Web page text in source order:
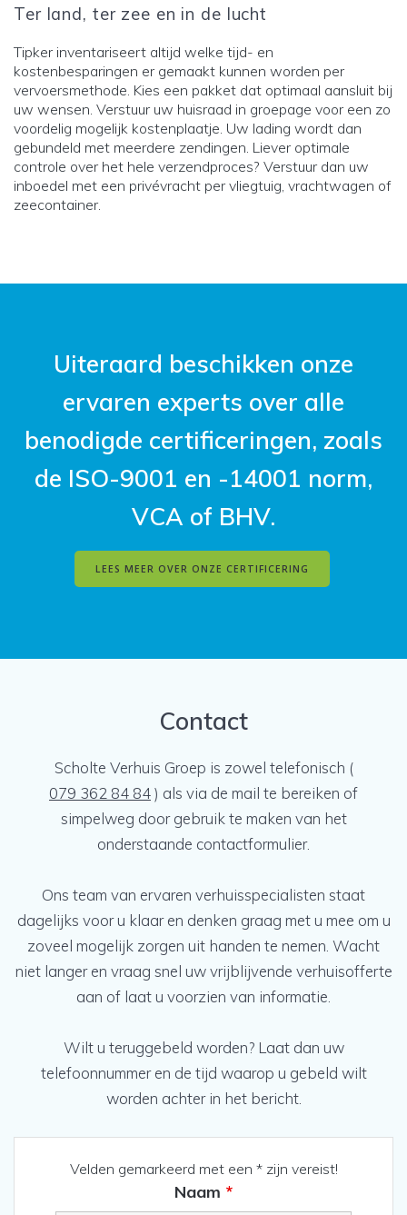
Ter land, ter zee en in de lucht
Tipker inventariseert altijd welke tijd- en
kostenbesparingen er gemaakt kunnen worden per
vervoersmethode. Kies een pakket dat optimaal aansluit bij
uw wensen. Verstuur uw huisraad in groepage voor een zo
voordelig mogelijk kostenplaatje. Uw lading wordt dan
gebundeld met meerdere zendingen. Liever optimale
controle over het hele verzendproces? Verstuur dan uw
inboedel met een privévracht per vliegtuig, vrachtwagen of
zeecontainer.
Uiteraard beschikken onze
ervaren experts over alle
benodigde certificeringen, zoals
de ISO-9001 en -14001 norm,
VCA of BHV.
LEES MEER OVER ONZE CERTIFICERING
Contact
Scholte Verhuis Groep is zowel telefonisch (
079 362 84 84) als via de mail te bereiken of
simpelweg door gebruik te maken van het
onderstaande contactformulier.
Ons team van ervaren verhuisspecialisten staat
dagelijks voor u klaar en denken graag met u mee om u
zoveel mogelijk zorgen uit handen te nemen. Wacht
niet langer en vraag snel uw vrijblijvende verhuisofferte
aan of laat u voorzien van informatie.
Wilt u teruggebeld worden? Laat dan uw
telefoonnummer en de tijd waarop u gebeld wilt
worden achter in het bericht.
Velden gemarkeerd met een * zijn vereist!
Naam *